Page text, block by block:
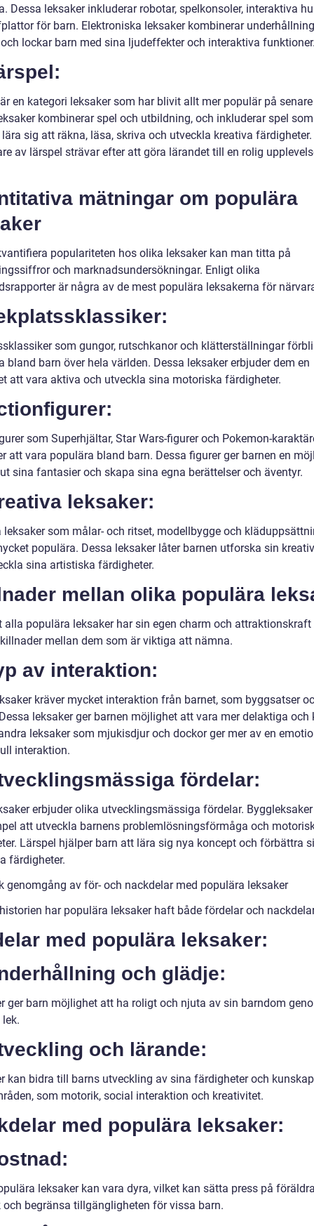
Dessa leksaker inkluderar robotar, spelkonsoler, interaktiva
för barn. Elektroniska leksaker kombinerar
lockar barn med sina ljudeffekter och interaktiva
en kategori leksaker som har blivit allt mer populär på
kombinerar spel och utbildning, och inkluderar spel
sig att räkna, läsa, skriva och utveckla kreativa färdigheter.
av lärspel strävar efter att göra lärandet till en rolig
mätningar om populära
populariteten hos olika leksaker kan man titta på
och marknadsundersökningar. Enligt olika
är några av de mest populära leksakerna för
som gungor, rutschkanor och klätterställningar
bland barn över hela världen. Dessa leksaker erbjuder dem en
att vara aktiva och utveckla sina motoriska färdigheter.
som Superhjältar, Star Wars-figurer och Pokemon-
att vara populära bland barn. Dessa figurer ger barnen en
sina fantasier och skapa sina egna berättelser och äventyr.
leksaker:
leksaker som målar- och ritset, modellbygge och
populära. Dessa leksaker låter barnen utforska sin
sina artistiska färdigheter.
mellan olika populära
alla populära leksaker har sin egen charm och attraktionskraft
mellan dem som är viktiga att nämna.
av interaktion:
kräver mycket interaktion från barnet, som byggsatser
leksaker ger barnen möjlighet att vara mer delaktiga och
leksaker som mjukisdjur och dockor ger mer av en
interaktion.
fördelar:
erbjuder olika utvecklingsmässiga fördelar.
att utveckla barnens problemlösningsförmåga och
Lärspel hjälper barn att lära sig nya koncept och förbättra
färdigheter.
genomgång av för- och nackdelar med populära leksaker
har populära leksaker haft både fördelar och
med populära leksaker:
och glädje:
ger barn möjlighet att ha roligt och njuta av sin barndom
och lärande:
kan bidra till barns utveckling av sina färdigheter och
som motorik, social interaktion och kreativitet.
med populära leksaker:
leksaker kan vara dyra, vilket kan sätta press på
och begränsa tillgängligheten för vissa barn.